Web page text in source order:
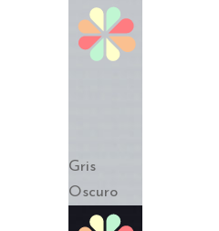
Gris
Oscuro